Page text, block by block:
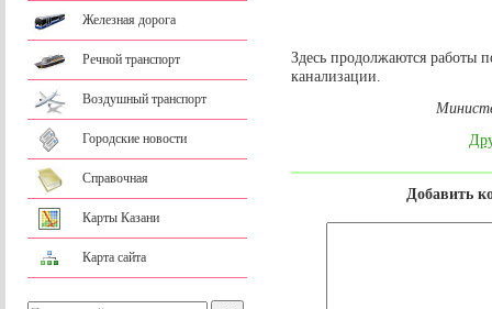
Железная дорога
Речной транспорт
Воздушный транспорт
Городские новости
Справочная
Карты Казани
Карта сайта
Здесь продолжаются работы
канализации.
Добавить